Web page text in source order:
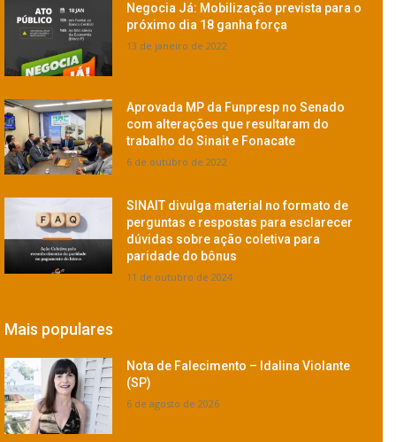
Negocia Já: Mobilização prevista para o
próximo dia 18 ganha força
13 de janeiro de 2022
Aprovada MP da Funpresp no Senado
com alterações que resultaram do
trabalho do Sinait e Fonacate
6 de outubro de 2022
SINAIT divulga material no formato de
perguntas e respostas para esclarecer
dúvidas sobre ação coletiva para
paridade do bônus
11 de outubro de 2024
Mais populares
Nota de Falecimento – Idalina Violante
(SP)
6 de agosto de 2026